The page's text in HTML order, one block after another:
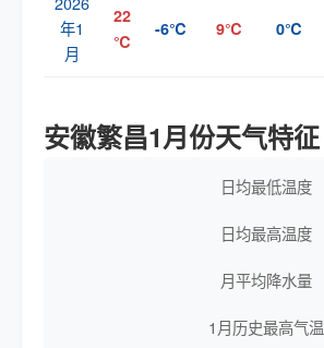
年1
月
22
℃
-6℃ 9℃ 0℃
安徽繁昌1月份天气特征
日均最低温度
日均最高温度
月平均降水量
1月历史最高气温